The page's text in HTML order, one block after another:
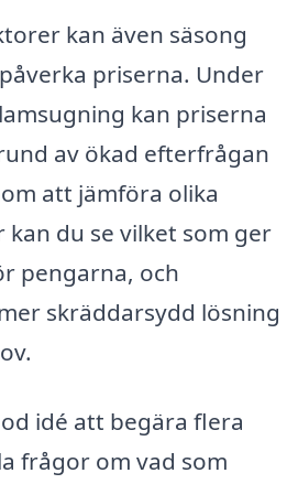
kan även säsong
priserna. Under
kan priserna
av ökad efterfrågan
att jämföra olika
du se vilket som ger
pengarna, och
skräddarsydd lösning
idé att begära flera
frågor om vad som